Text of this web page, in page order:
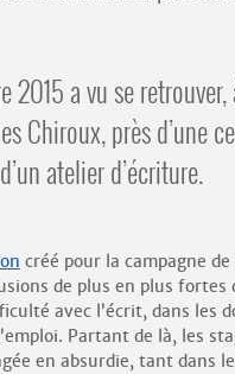
2015 a vu se retrouver,
Chiroux, près d’une
atelier d’écriture.
créé pour la campagne
de plus en plus fortes
avec l’écrit, dans les
Partant de là, les
en absurdie, tant dans